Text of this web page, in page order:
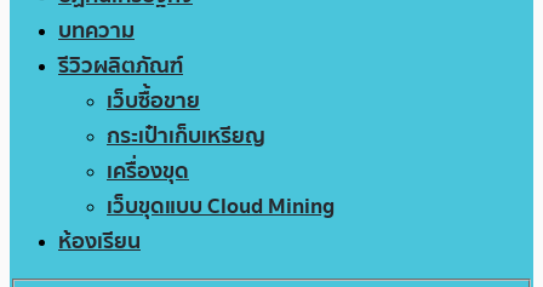
บทความ
รีวิวผลิตภัณฑ์
เว็บซื้อขาย
กระเป๋าเก็บเหรียญ
เครื่องขุด
เว็บขุดแบบ Cloud Mining
ห้องเรียน